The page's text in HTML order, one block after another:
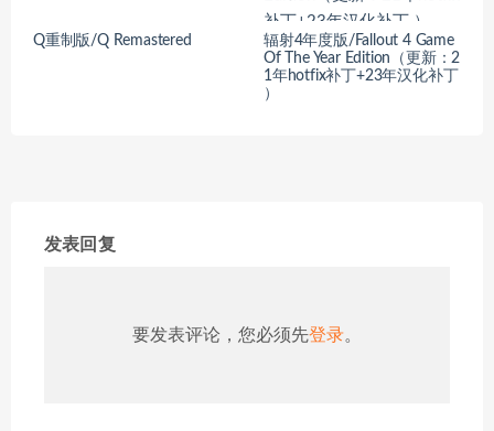
Q重制版/Q Remastered
辐射4年度版/Fallout 4 Game
Of The Year Edition（更新：2
1年hotfix补丁+23年汉化补丁
）
发表回复
要发表评论，您必须先登录。